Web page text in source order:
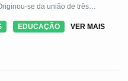
se da união de três
EDUCAÇÃO VER MAIS